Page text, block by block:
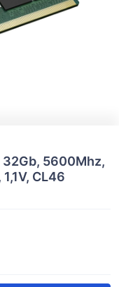
32Gb, 5600Mhz,
CL46